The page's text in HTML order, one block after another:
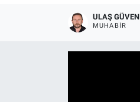
ULAŞ GÜVEN
MUHABIR
Son Dakika Haberleri